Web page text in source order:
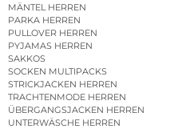
MÄNTEL HERREN
PARKA HERREN
PULLOVER HERREN
PYJAMAS HERREN
SAKKOS
SOCKEN MULTIPACKS
STRICKJACKEN HERREN
TRACHTENMODE HERREN
ÜBERGANGSJACKEN HERREN
UNTERWÄSCHE HERREN